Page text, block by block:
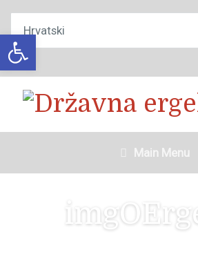
Open toolbar
Main Menu